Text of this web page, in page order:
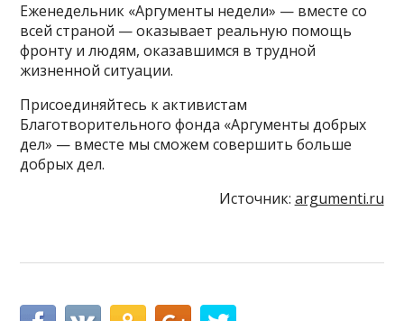
Еженедельник «Аргументы недели» — вместе со
всей страной — оказывает реальную помощь
фронту и людям, оказавшимся в трудной
жизненной ситуации.
Присоединяйтесь к активистам
Благотворительного фонда «Аргументы добрых
дел» — вместе мы сможем совершить больше
добрых дел.
Источник: argumenti.ru